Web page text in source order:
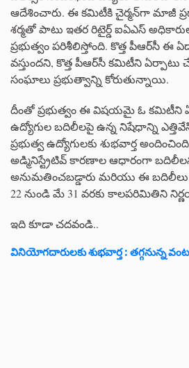
ఆదేశించారు. ఈ కమిటీకి చైర్మన్‌గా మాజీ
శర్మతో పాటు ఇతర రిటైర్డ్ ఐఏఎస్
ప్రభుత్వం పరిశీలిస్తోంది. కొత్త పీఆర్‌సీ ఈ
వస్తుందని, కొత్త పీఆర్‌సీ కమిటీని
సంఘాలు ప్రభుత్వాన్ని కోరుతున్నాయి.
దీంతో ప్రభుత్వం ఈ విషయమై ఓ కమిటీని
ఉద్యోగుల బదిలీలపై ఉన్న నిషేధాన్ని
ప్రభుత్వ ఉద్యోగులకు శుభవార్త
అడ్మినిస్ట్రేటివ్ కారణాల ఆధారంగా
అనుమతించబడ్డారు మరియు ఈ బదిలీలు
22 నుండి మే 31 వరకు కాలపరిమితిని
ఇది కూడా చదవండి..
వినియోగదారులకు శుభవార్త : తగ్గనున్న